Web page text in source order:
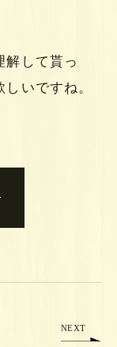
解して貰っ
いですね。
NEXT